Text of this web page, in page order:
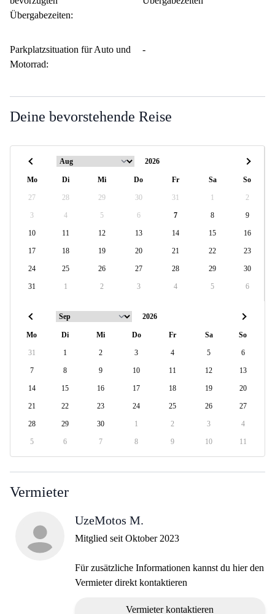
Übergabezeiten:
Parkplatzsituation für Auto und
Motorrad:
-
Deine bevorstehende Reise
Mo Di Mi Do Fr Sa So
27 28 29 30 31 1 2
3 4 5 6 7 8 9
10 11 12 13 14 15 16
17 18 19 20 21 22 23
24 25 26 27 28 29 30
31 1 2 3 4 5 6
Mo Di Mi Do Fr Sa So
31 1 2 3 4 5 6
7 8 9 10 11 12 13
14 15 16 17 18 19 20
21 22 23 24 25 26 27
28 29 30 1 2 3 4
5 6 7 8 9 10 11
Vermieter
UzeMotos M.
Mitglied seit Oktober 2023
Für zusätzliche Informationen kannst du hier den
Vermieter direkt kontaktieren
Vermieter kontaktieren